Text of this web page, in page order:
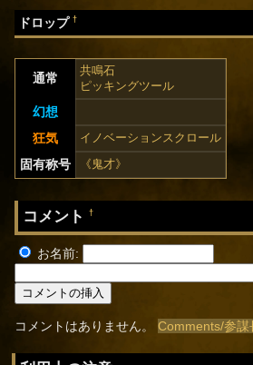
ドロップ†
通常
共鳴石
ピッキングツール
幻想
狂気
イノベーションスクロール
固有称号 《鬼才》
コメント†
お名前:
コメントはありません。Comments/参謀